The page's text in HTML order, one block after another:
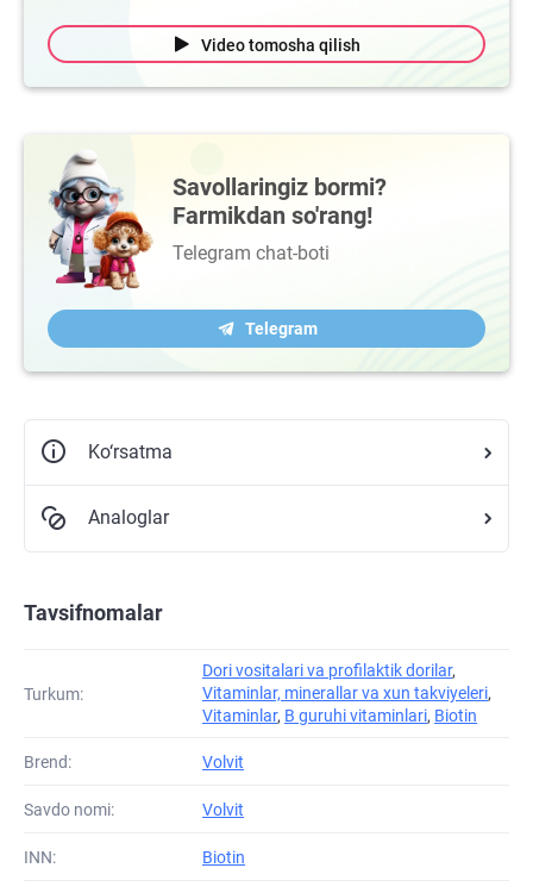
Video tomosha qilish
Savollaringiz bormi?
Farmikdan so'rang!
Telegram chat-boti
Telegram
Ko‘rsatma
Analoglar
Tavsifnomalar
Turkum:
Dori vositalari va profilaktik dorilar,
Vitaminlar, minerallar va xun takviyeleri,
Vitaminlar, B guruhi vitaminlari, Biotin
Brend: Volvit
Savdo nomi: Volvit
INN: Biotin